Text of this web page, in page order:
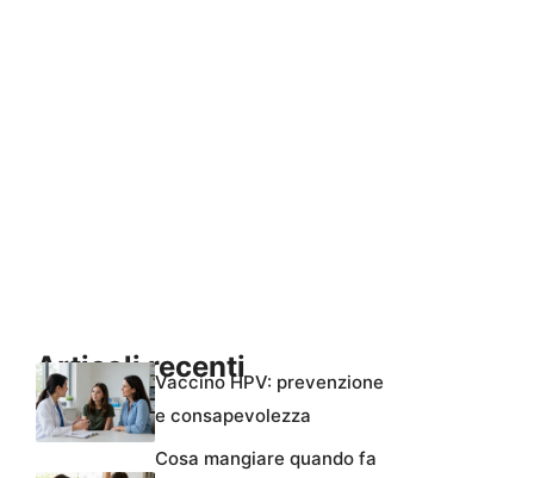
Articoli recentiVaccino HPV: prevenzione
e consapevolezza
Cosa mangiare quando fa